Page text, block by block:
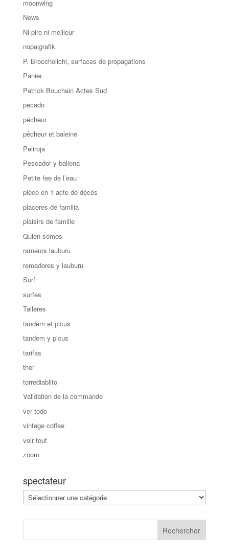
moonwing
News
Ni pire ni meilleur
nopalgrafik
P. Broccholichi, surfaces de propagations
Panier
Patrick Bouchain Actes Sud
pecado
pécheur
pêcheur et baleine
Peliroja
Pescador y ballena
Petite fee de l’eau
pièce en 1 acte de décès
placeres de familia
plaisirs de famille
Quien somos
rameurs lauburu
remadores y lauburu
Surf
surfes
Talleres
tandem et picus
tandem y picus
tarifas
thor
torrediablito
Validation de la commande
ver todo
vintage coffee
voir tout
zoom
spectateur
spectateur